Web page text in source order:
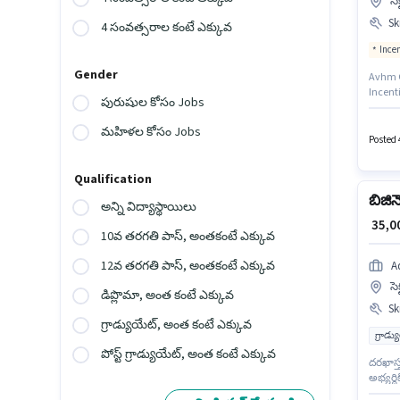
4 సంవత్సరాల కంటే ఎక్కువ
Gender
పురుషుల కోసం Jobs
మహిళల కోసం Jobs
Qualification
అన్ని విద్యాస్థాయిలు
10వ తరగతి పాస్, అంతకంటే ఎక్కువ
12వ తరగతి పాస్, అంతకంటే ఎక్కువ
డిప్లొమా, అంత కంటే ఎక్కువ
గ్రాడ్యుయేట్, అంత కంటే ఎక్కువ
పోస్ట్ గ్రాడ్యుయేట్, అంత కంటే ఎక్కువ
Posted
₹